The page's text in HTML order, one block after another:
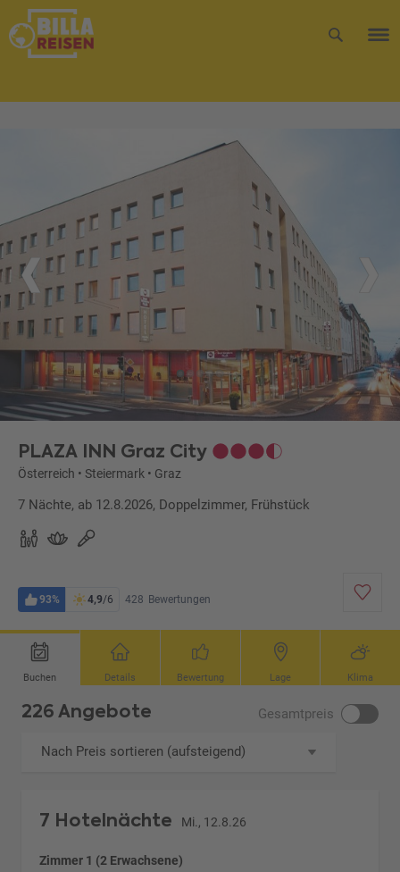
PLAZA INN Graz City
Österreich • Steiermark • Graz
7 Nächte, ab 12.8.2026, Doppelzimmer, Frühstück
93% 4,9/6 428 Bewertungen
Buchen Details Bewertung Lage Klima
226 Angebote Gesamtpreis
Nach Preis sortieren (aufsteigend)
7 Hotelnächte Mi., 12.8.26
Zimmer 1 (2 Erwachsene)